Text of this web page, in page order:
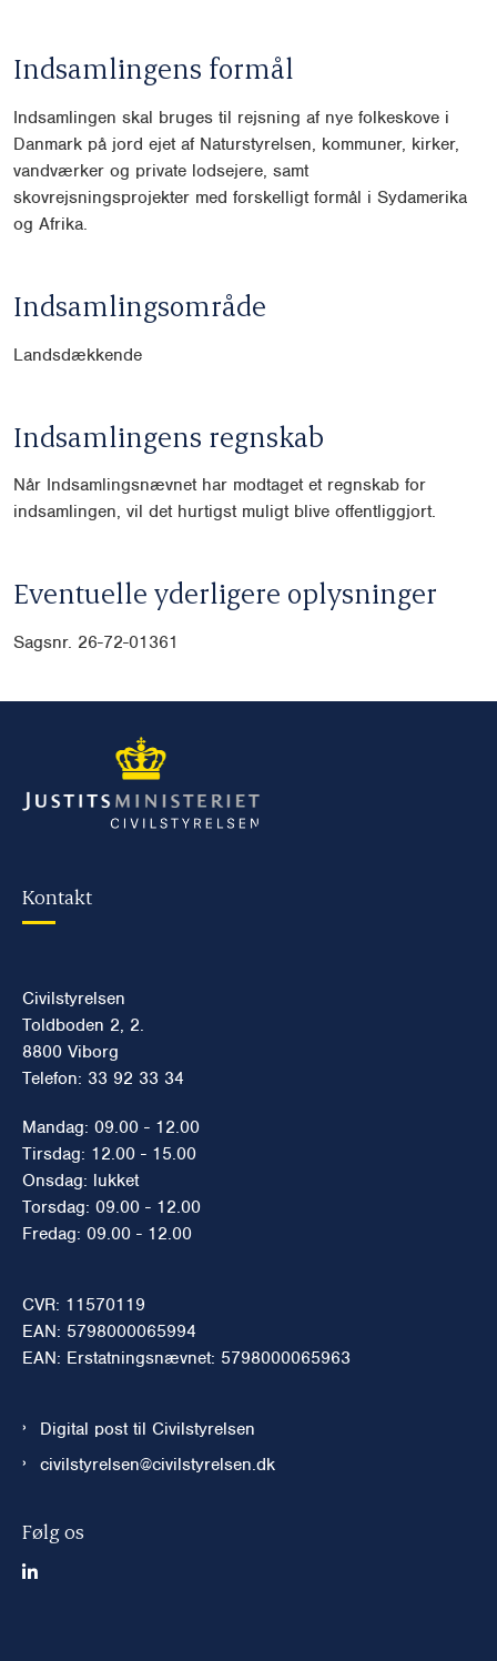
Indsamlingens formål
Indsamlingen skal bruges til rejsning af nye folkeskove i
Danmark på jord ejet af Naturstyrelsen, kommuner, kirker,
vandværker og private lodsejere, samt
skovrejsningsprojekter med forskelligt formål i Sydamerika
og Afrika.
Indsamlingsområde
Landsdækkende
Indsamlingens regnskab
Når Indsamlingsnævnet har modtaget et regnskab for
indsamlingen, vil det hurtigst muligt blive offentliggjort.
Eventuelle yderligere oplysninger
Sagsnr. 26-72-01361
Kontakt
Civilstyrelsen
Toldboden 2, 2.
8800 Viborg
Telefon: 33 92 33 34
Mandag: 09.00 - 12.00
Tirsdag: 12.00 - 15.00
Onsdag: lukket
Torsdag: 09.00 - 12.00
Fredag: 09.00 - 12.00
CVR: 11570119
EAN: 5798000065994
EAN: Erstatningsnævnet: 5798000065963
Digital post til Civilstyrelsen
civilstyrelsen@civilstyrelsen.dk
Følg os